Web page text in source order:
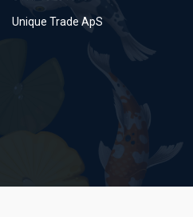
Unique Trade ApS